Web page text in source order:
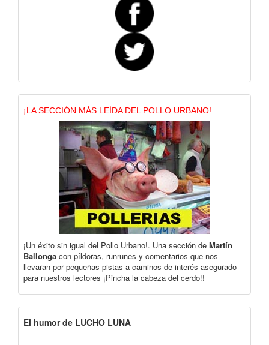
¡LA SECCIÓN MÁS LEÍDA DEL POLLO URBANO!
¡Un éxito sin igual del Pollo Urbano!. Una sección de Martín
Ballonga con píldoras, runrunes y comentarios que nos
llevaran por pequeñas pistas a caminos de interés asegurado
para nuestros lectores ¡Pincha la cabeza del cerdo!!
El humor de LUCHO LUNA